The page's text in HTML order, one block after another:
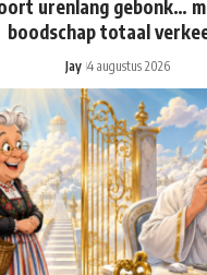
urenlang gebonk…
boodschap totaal
Jay 4 augustus 2026